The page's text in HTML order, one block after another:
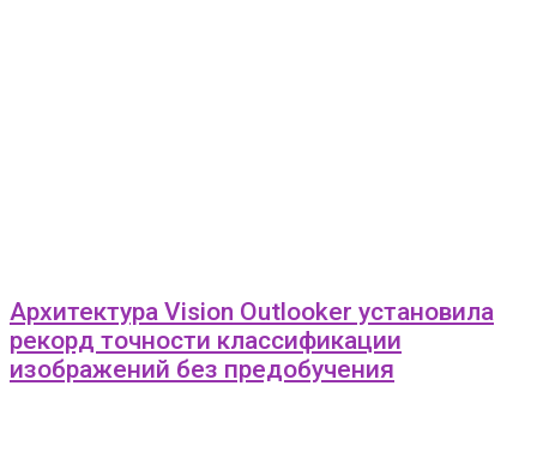
Архитектура Vision Outlooker установила
рекорд точности классификации
изображений без предобучения